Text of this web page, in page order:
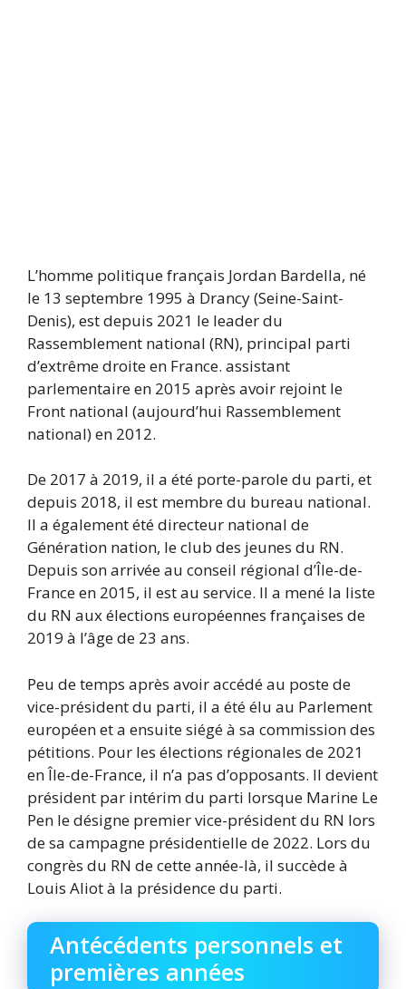
L’homme politique français Jordan Bardella, né
le 13 septembre 1995 à Drancy (Seine-Saint-
Denis), est depuis 2021 le leader du
Rassemblement national (RN), principal parti
d’extrême droite en France. assistant
parlementaire en 2015 après avoir rejoint le
Front national (aujourd’hui Rassemblement
national) en 2012.
De 2017 à 2019, il a été porte-parole du parti, et
depuis 2018, il est membre du bureau national.
Il a également été directeur national de
Génération nation, le club des jeunes du RN.
Depuis son arrivée au conseil régional d’Île-de-
France en 2015, il est au service. Il a mené la liste
du RN aux élections européennes françaises de
2019 à l’âge de 23 ans.
Peu de temps après avoir accédé au poste de
vice-président du parti, il a été élu au Parlement
européen et a ensuite siégé à sa commission des
pétitions. Pour les élections régionales de 2021
en Île-de-France, il n’a pas d’opposants. Il devient
président par intérim du parti lorsque Marine Le
Pen le désigne premier vice-président du RN lors
de sa campagne présidentielle de 2022. Lors du
congrès du RN de cette année-là, il succède à
Louis Aliot à la présidence du parti.
Antécédents personnels et
premières années